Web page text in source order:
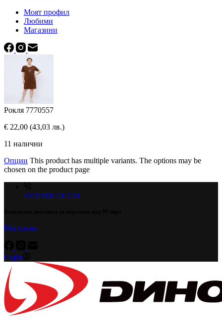
Моят профил
Любими
Магазини
Рокля 7770557
€ 22,00 (43,03 лв.)
11 налични
Опции This product has multiple variants. The options may be
chosen on the product page
+359 898 541534
Магазини
Login